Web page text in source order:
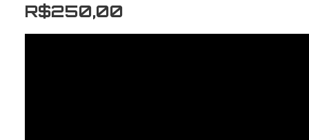
R$250,00